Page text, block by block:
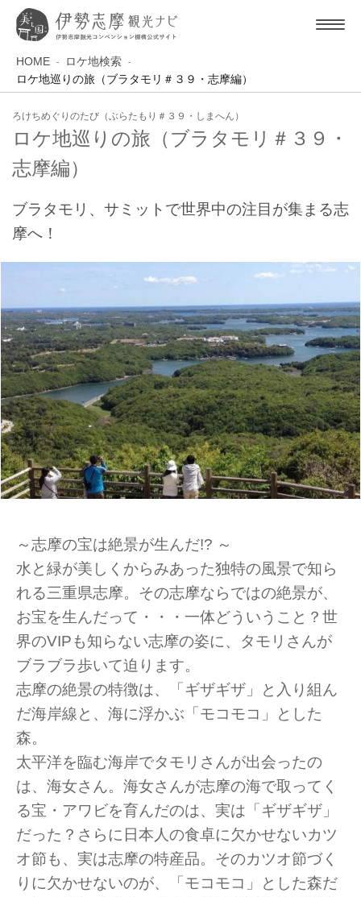
HOME
ロケ地検索
ロケ地巡りの旅（ブラタモリ＃３９・志摩編）
ろけちめぐりのたび（ぶらたもり＃３９・しまへん）
ロケ地巡りの旅（ブラタモリ＃３９・
志摩編）
ブラタモリ、サミットで世界中の注目が集まる志
摩へ！
～志摩の宝は絶景が生んだ!? ～
水と緑が美しくからみあった独特の風景で知ら
れる三重県志摩。その志摩ならではの絶景が、
お宝を生んだって・・・一体どういうこと？世
界のVIPも知らない志摩の姿に、タモリさんが
ブラブラ歩いて迫ります。
志摩の絶景の特徴は、「ギザギザ」と入り組ん
だ海岸線と、海に浮かぶ「モコモコ」とした
森。
太平洋を臨む海岸でタモリさんが出会ったの
は、海女さん。海女さんが志摩の海で取ってく
る宝・アワビを育んだのは、実は「ギザギザ」
だった？さらに日本人の食卓に欠かせないカツ
オ節も、実は志摩の特産品。そのカツオ節づく
りに欠かせないのが、「モコモコ」とした森だ